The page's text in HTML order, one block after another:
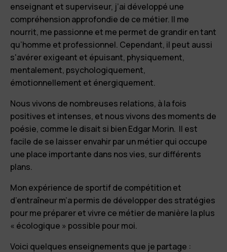
enseignant et superviseur, j’ai développé une
compréhension approfondie de ce métier. Il me
nourrit, me passionne et me permet de grandir en tant
qu’homme et professionnel. Cependant, il peut aussi
s'avérer exigeant et épuisant, physiquement,
mentalement, psychologiquement,
émotionnellement et énergiquement.
Nous vivons de nombreuses relations, à la fois
positives et intenses, et nous vivons des moments de
poésie, comme le disait si bien Edgar Morin. Il est
facile de se laisser envahir par un métier qui occupe
une place importante dans nos vies, sur différents
plans.
Mon expérience de sportif de compétition et
d’entraîneur m’a permis de développer des stratégies
pour me préparer et vivre ce métier de manière la plus
« écologique » possible pour moi.
Voici quelques enseignements que je partage :